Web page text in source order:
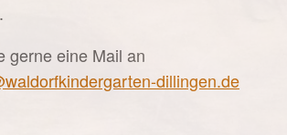
gerne eine Mail an
dillingen.de